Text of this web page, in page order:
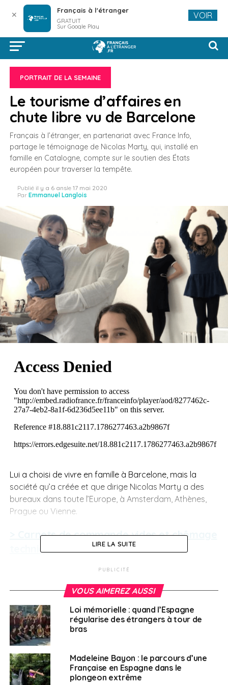
PORTRAIT DE LA SEMAINE
Le tourisme d’affaires en
chute libre vu de Barcelone
Français à l’étranger, en partenariat avec France Info,
partage le témoignage de Nicolas Marty, qui, installé en
famille en Catalogne, compte sur le soutien des États
européen pour traverser la tempête.
Publié il y a 6 ansle 17 mai 2020
Par Emmanuel Langlois
Lui a choisi de vivre en famille à Barcelone, mais la
société qu’a créée et que dirige Nicolas Marty a des
bureaux dans toute l’Europe, à Amsterdam, Athènes,
Prague ou Vienne.
> Carnets de commande vides et chômage
technique
Nicolas Marty emploie 35 personnes, la plupart
désormais au chômage technique : “Les États prennent
une partie des salaires à leur charge, on essaie de
compenser le reste pour que personne n’y perde. On a
juste gardé deux ou trois personnes par bureau, pour
gérer le tout-venant ou les questions sur les
annulations mais tout le monde est chez soi.”
Ses carnets de commande sont vides mais par chance
le tourisme d’affaires sort d’une période plutôt faste
LIRE LA SUITE
PUBLICITÉ
VOUS AIMEREZ AUSSI
Loi mémorielle : quand l’Espagne
régularise des étrangers à tour de
bras
Madeleine Bayon : le parcours d’une
Française en Espagne dans le
plongeon extrême
✕ Français à l'étranger
GRATUIT
Sur Google Play
VOIR